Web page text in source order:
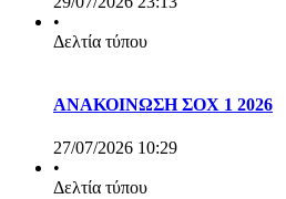
•
Δελτία τύπου
ΑΝΑΚΟΙΝΩΣΗ ΣΟΧ 1 2026
27/07/2026 10:29
•
Δελτία τύπου